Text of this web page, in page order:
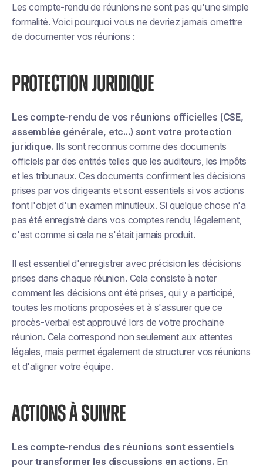
Les compte-rendu de réunions ne sont pas qu'une simple
formalité. Voici pourquoi vous ne devriez jamais omettre
de documenter vos réunions :
PROTECTION JURIDIQUE
Les compte-rendu de vos réunions officielles (CSE,
assemblée générale, etc...) sont votre protection
juridique. Ils sont reconnus comme des documents
officiels par des entités telles que les auditeurs, les impôts
et les tribunaux. Ces documents confirment les décisions
prises par vos dirigeants et sont essentiels si vos actions
font l'objet d'un examen minutieux. Si quelque chose n'a
pas été enregistré dans vos comptes rendu, légalement,
c'est comme si cela ne s'était jamais produit.
Il est essentiel d'enregistrer avec précision les décisions
prises dans chaque réunion. Cela consiste à noter
comment les décisions ont été prises, qui y a participé,
toutes les motions proposées et à s'assurer que ce
procès-verbal est approuvé lors de votre prochaine
réunion. Cela correspond non seulement aux attentes
légales, mais permet également de structurer vos réunions
et d'aligner votre équipe.
ACTIONS À SUIVRE
Les compte-rendus des réunions sont essentiels
pour transformer les discussions en actions. En